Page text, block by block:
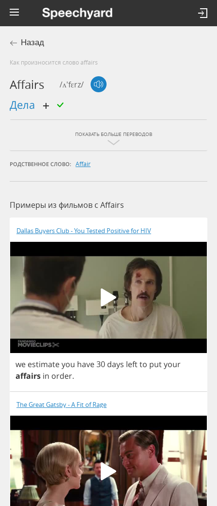
Назад
Как произносится слово affairs
Affairs /ʌ'fɛrz/
дела
ПОКАЗАТЬ БОЛЬШЕ ПЕРЕВОДОВ
РОДСТВЕННОЕ СЛОВО: Affair
Примеры из фильмов c Affairs
Dallas Buyers Club - You Tested Positive for HIV
we estimateyou have30 days leftto putyour
affairs in order.
The Great Gatsby - A Fit of Rage